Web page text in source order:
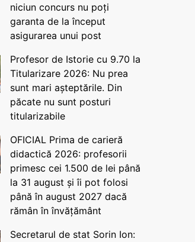
niciun concurs nu poți
garanta de la început
asigurarea unui post
Profesor de Istorie cu 9.70 la
Titularizare 2026: Nu prea
sunt mari așteptările. Din
păcate nu sunt posturi
titularizabile
OFICIAL Prima de carieră
didactică 2026: profesorii
primesc cei 1.500 de lei până
la 31 august și îi pot folosi
până în august 2027 dacă
rămân în învățământ
Secretarul de stat Sorin Ion: